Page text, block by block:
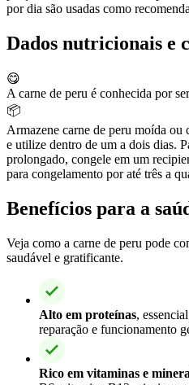
por dia são usadas como
Dados nutricionais e
😋
A carne de peru é conhecida por
📦
Armazene carne de peru moída ou
e utilize dentro de um a dois dias.
prolongado, congele em um
para congelamento por até três a
Benefícios para a
Veja como a carne de peru pode
saudável e gratificante.
Alto em proteínas,
reparação e funcionamento
Rico em vitaminas e